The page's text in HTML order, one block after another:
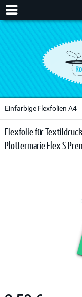
Einfarbige Flexfolien A4
Flexfolie für
Plottermarie Flex S